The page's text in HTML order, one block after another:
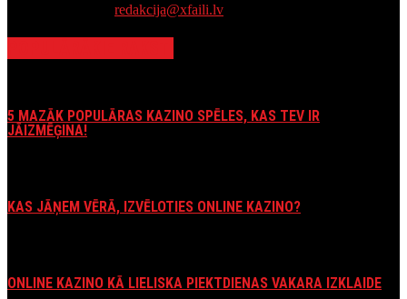
redakcija@xfaili.lv
5 MAZĀK POPULĀRAS KAZINO SPĒLES, KAS TEV IR
JĀIZMĒĢINA!
KAS JĀŅEM VĒRĀ, IZVĒLOTIES ONLINE KAZINO?
ONLINE KAZINO KĀ LIELISKA PIEKTDIENAS VAKARA IZKLAIDE